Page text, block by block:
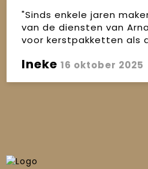
"Sinds enkele jaren
van de diensten van
voor kerstpakketten als
Ineke 16 oktober 2025